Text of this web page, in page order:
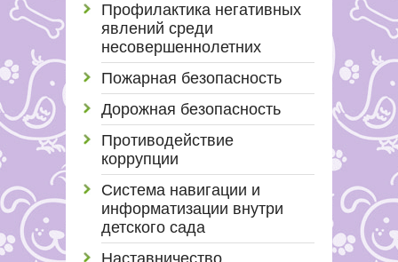
Профилактика негативных
явлений среди
несовершеннолетних
Пожарная безопасность
Дорожная безопасность
Противодействие
коррупции
Система навигации и
информатизации внутри
детского сада